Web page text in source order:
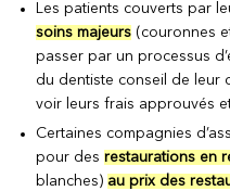
Les patients couverts par
soins majeurs (couronnes
passer par un processus
du dentiste conseil de leur
voir leurs frais approuvés
Certaines compagnies
pour desrestaurations en
blanches) au prix des